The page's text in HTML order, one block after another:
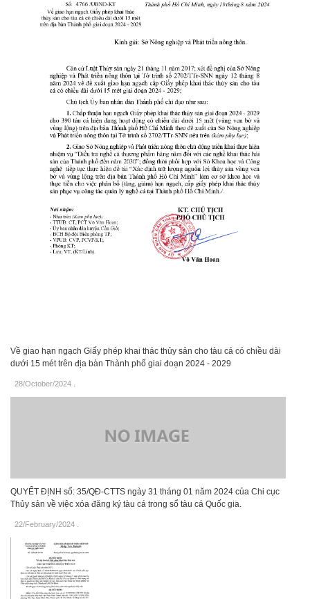
Về giao hạn ngạch Giấy phép khai thác thủy sản cho tàu cá có chiều dài
dưới 15 mét trên địa bàn Thành phố giai đoạn 2024 - 2029
28/October/2024 .
QUYẾT ĐỊNH số: 35/QĐ-CTTS ngày 31 tháng 01 năm 2024 của Chi cục
Thủy sản về việc xóa đăng ký tàu cá trong sổ tàu cá Quốc gia.
22/February/2024